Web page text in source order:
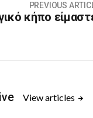
PREVIOUS
κήπο
View articles